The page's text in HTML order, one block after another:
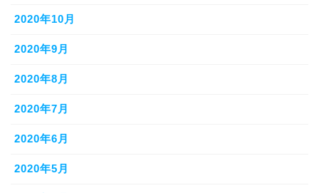
2020年10月
2020年9月
2020年8月
2020年7月
2020年6月
2020年5月